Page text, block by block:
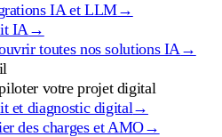
IA et LLM→
IA→
toutes nos solutions IA→
votre projet digital
et diagnostic digital→
des charges et AMO→